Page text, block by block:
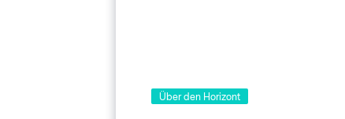
Über den Horizont